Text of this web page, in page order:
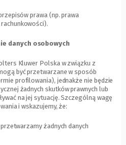
prawa (np. prawa
danych osobowych
Kluwer Polska w związku z
być przetwarzane w sposób
profilowania), jednakże nie będzie
żadnych skutków prawnych lub
na jej sytuację. Szczególną wagę
i wskazujemy, że:
żadnych danych